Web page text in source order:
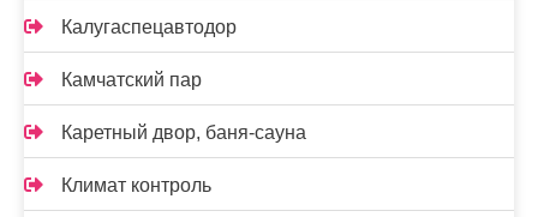
Калугаспецавтодор
Камчатский пар
Каретный двор, баня-сауна
Климат контроль